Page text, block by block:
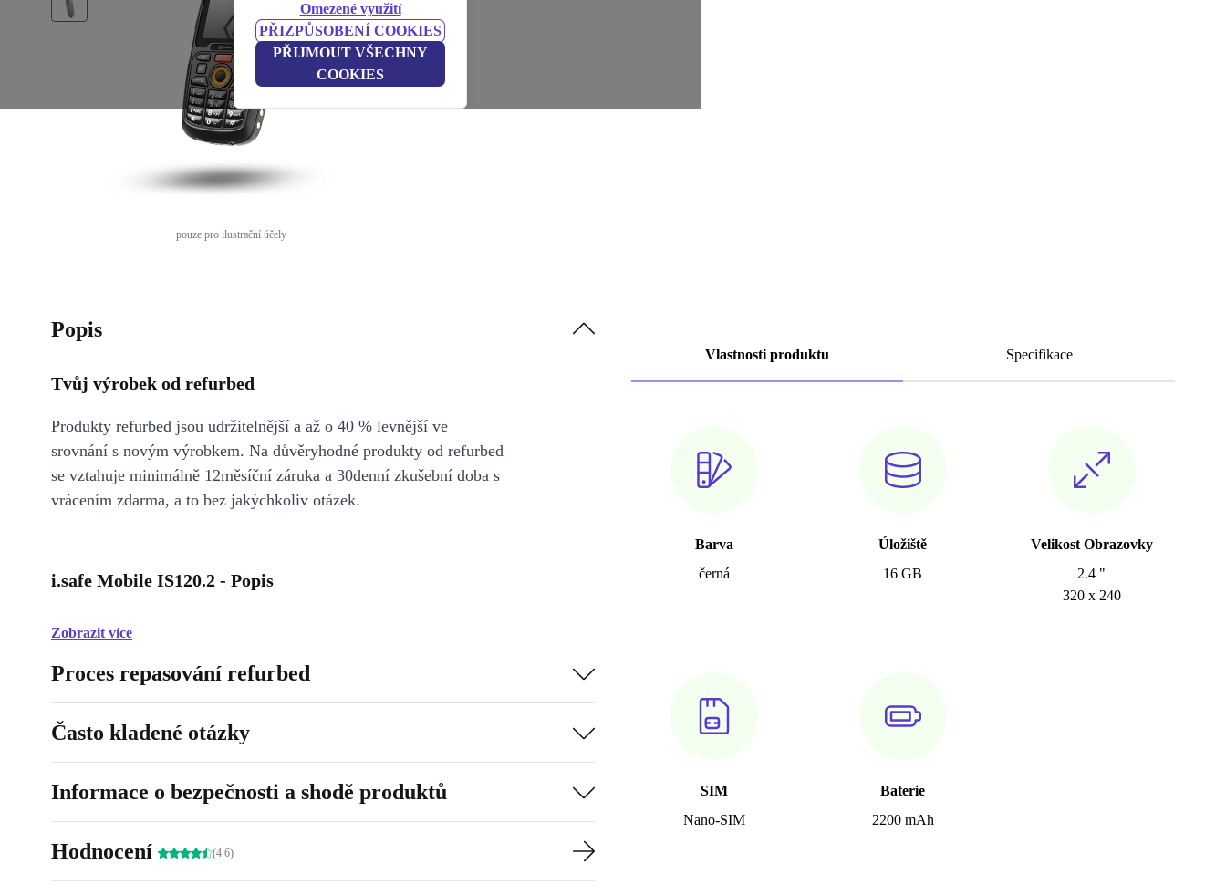
Omezené využití
PŘIZPŮSOBENÍ COOKIES
PŘIJMOUT VŠECHNY
COOKIES
pouze pro ilustrační účely
Vlastnosti produktu Specifikace
Barva
černá
Úložiště
16 GB
Velikost Obrazovky
2.4 "
320 x 240
SIM
Nano-SIM
Baterie
2200 mAh
Popis
Tvůj výrobek od refurbed
Produkty refurbed jsou udržitelnější a až o 40 % levnější ve
srovnání s novým výrobkem. Na důvěryhodné produkty od refurbed
se vztahuje minimálně 12měsíční záruka a 30denní zkušební doba s
vrácením zdarma, a to bez jakýchkoliv otázek.
i.safe Mobile IS120.2 - Popis
Zobrazit více
Proces repasování refurbed
Často kladené otázky
Informace o bezpečnosti a shodě produktů
Hodnocení (4.6)